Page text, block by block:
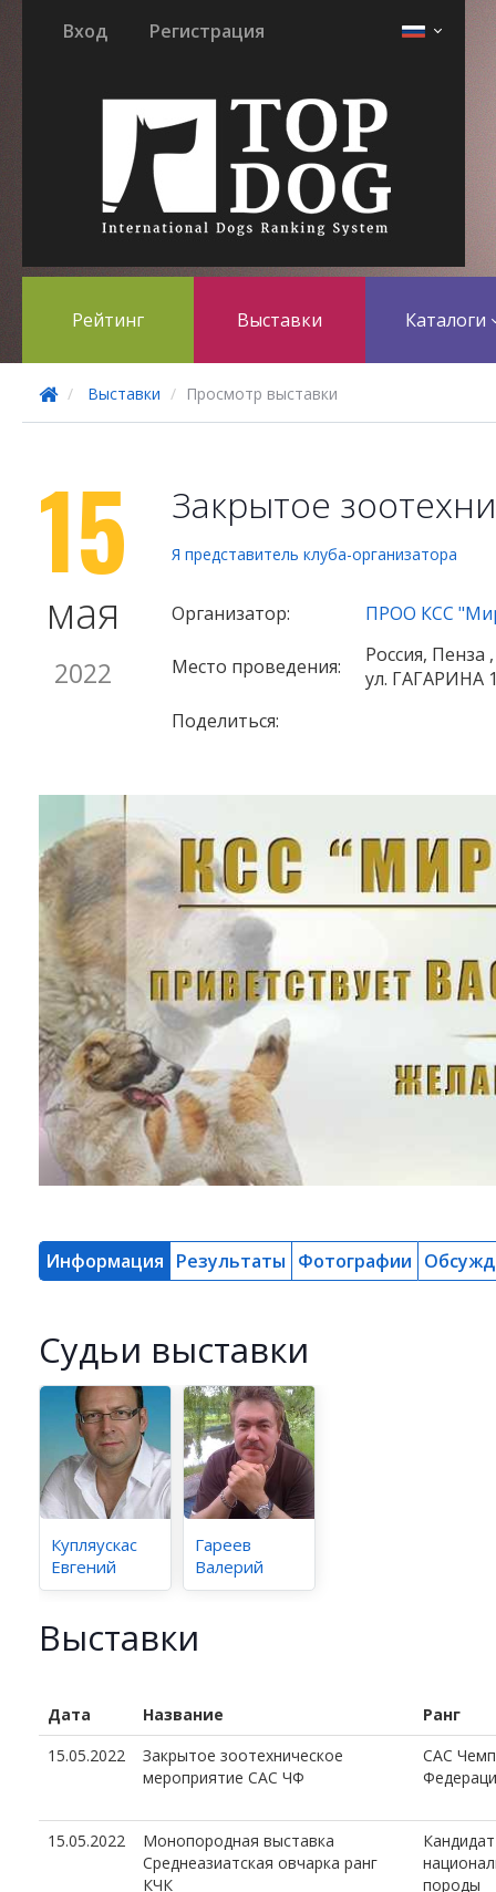
Вход Регистрация
Рейтинг Выставки Каталоги
Выставки Просмотр выставки
15
мая
2022
Закрытое
Я представитель клуба-организатора
Организатор: ПРОО КСС
Место проведения:
Россия, Пенза
ул. ГАГАРИНА
Поделиться:
Информация Результаты Фотографии
Cудьи выставки
Купляускас
Евгений
Гареев
Валерий
Выставки
Дата Название
Ранг
15.05.2022
Закрытое зоотехническое
мероприятие САС ЧФ
CAC
15.05.2022
Монопородная выставка
Среднеазиатская овчарка ранг
КЧК
породы